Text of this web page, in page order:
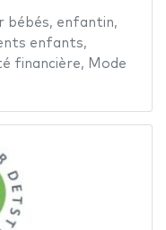
bébés, enfantin,
enfants,
financière, Mode